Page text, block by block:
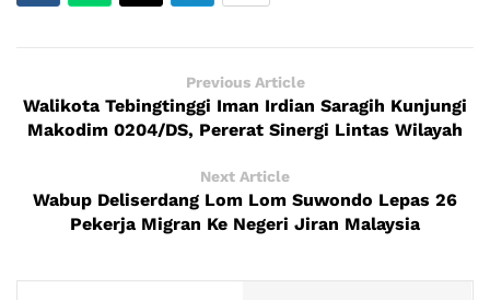
Previous Article
Walikota Tebingtinggi Iman Irdian Saragih Kunjungi
Makodim 0204/DS, Pererat Sinergi Lintas Wilayah
Next Article
Wabup Deliserdang Lom Lom Suwondo Lepas 26
Pekerja Migran Ke Negeri Jiran Malaysia